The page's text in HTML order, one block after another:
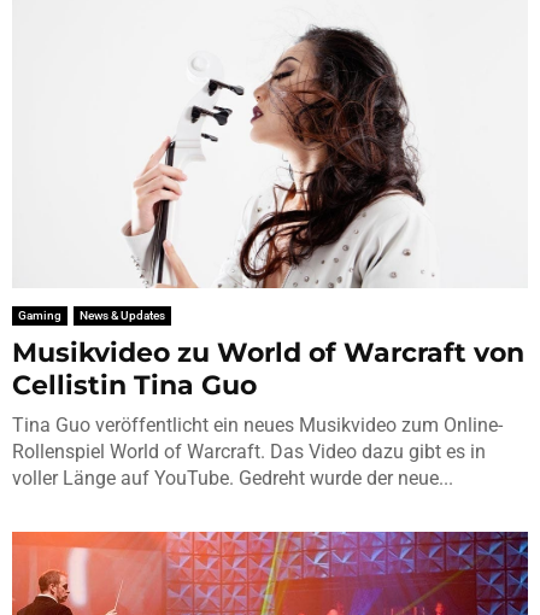
Gaming News & Updates
Musikvideo zu World of Warcraft von
Cellistin Tina Guo
Tina Guo veröffentlicht ein neues Musikvideo zum Online-
Rollenspiel World of Warcraft. Das Video dazu gibt es in
voller Länge auf YouTube. Gedreht wurde der neue...